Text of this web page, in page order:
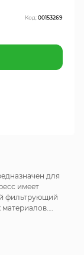
для
имеет
фильтрующий
материалов.
Код:00153269